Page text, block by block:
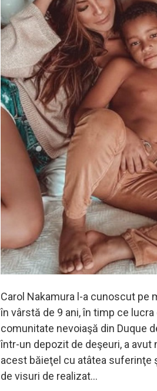
Carol Nakamura l-a cunoscut pe
în vârstă de 9 ani, în timp ce
comunitate nevoiaşă din Duque
într-un depozit de deşeuri, a
acest băieţel cu atâtea suferinţe
de visuri de realizat…